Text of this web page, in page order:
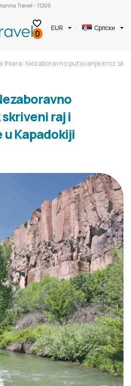
Travel - 11200
0 EUR Српски
Ihlara: Nezaboravno putovanje kroz
raj i
Kapadokiji